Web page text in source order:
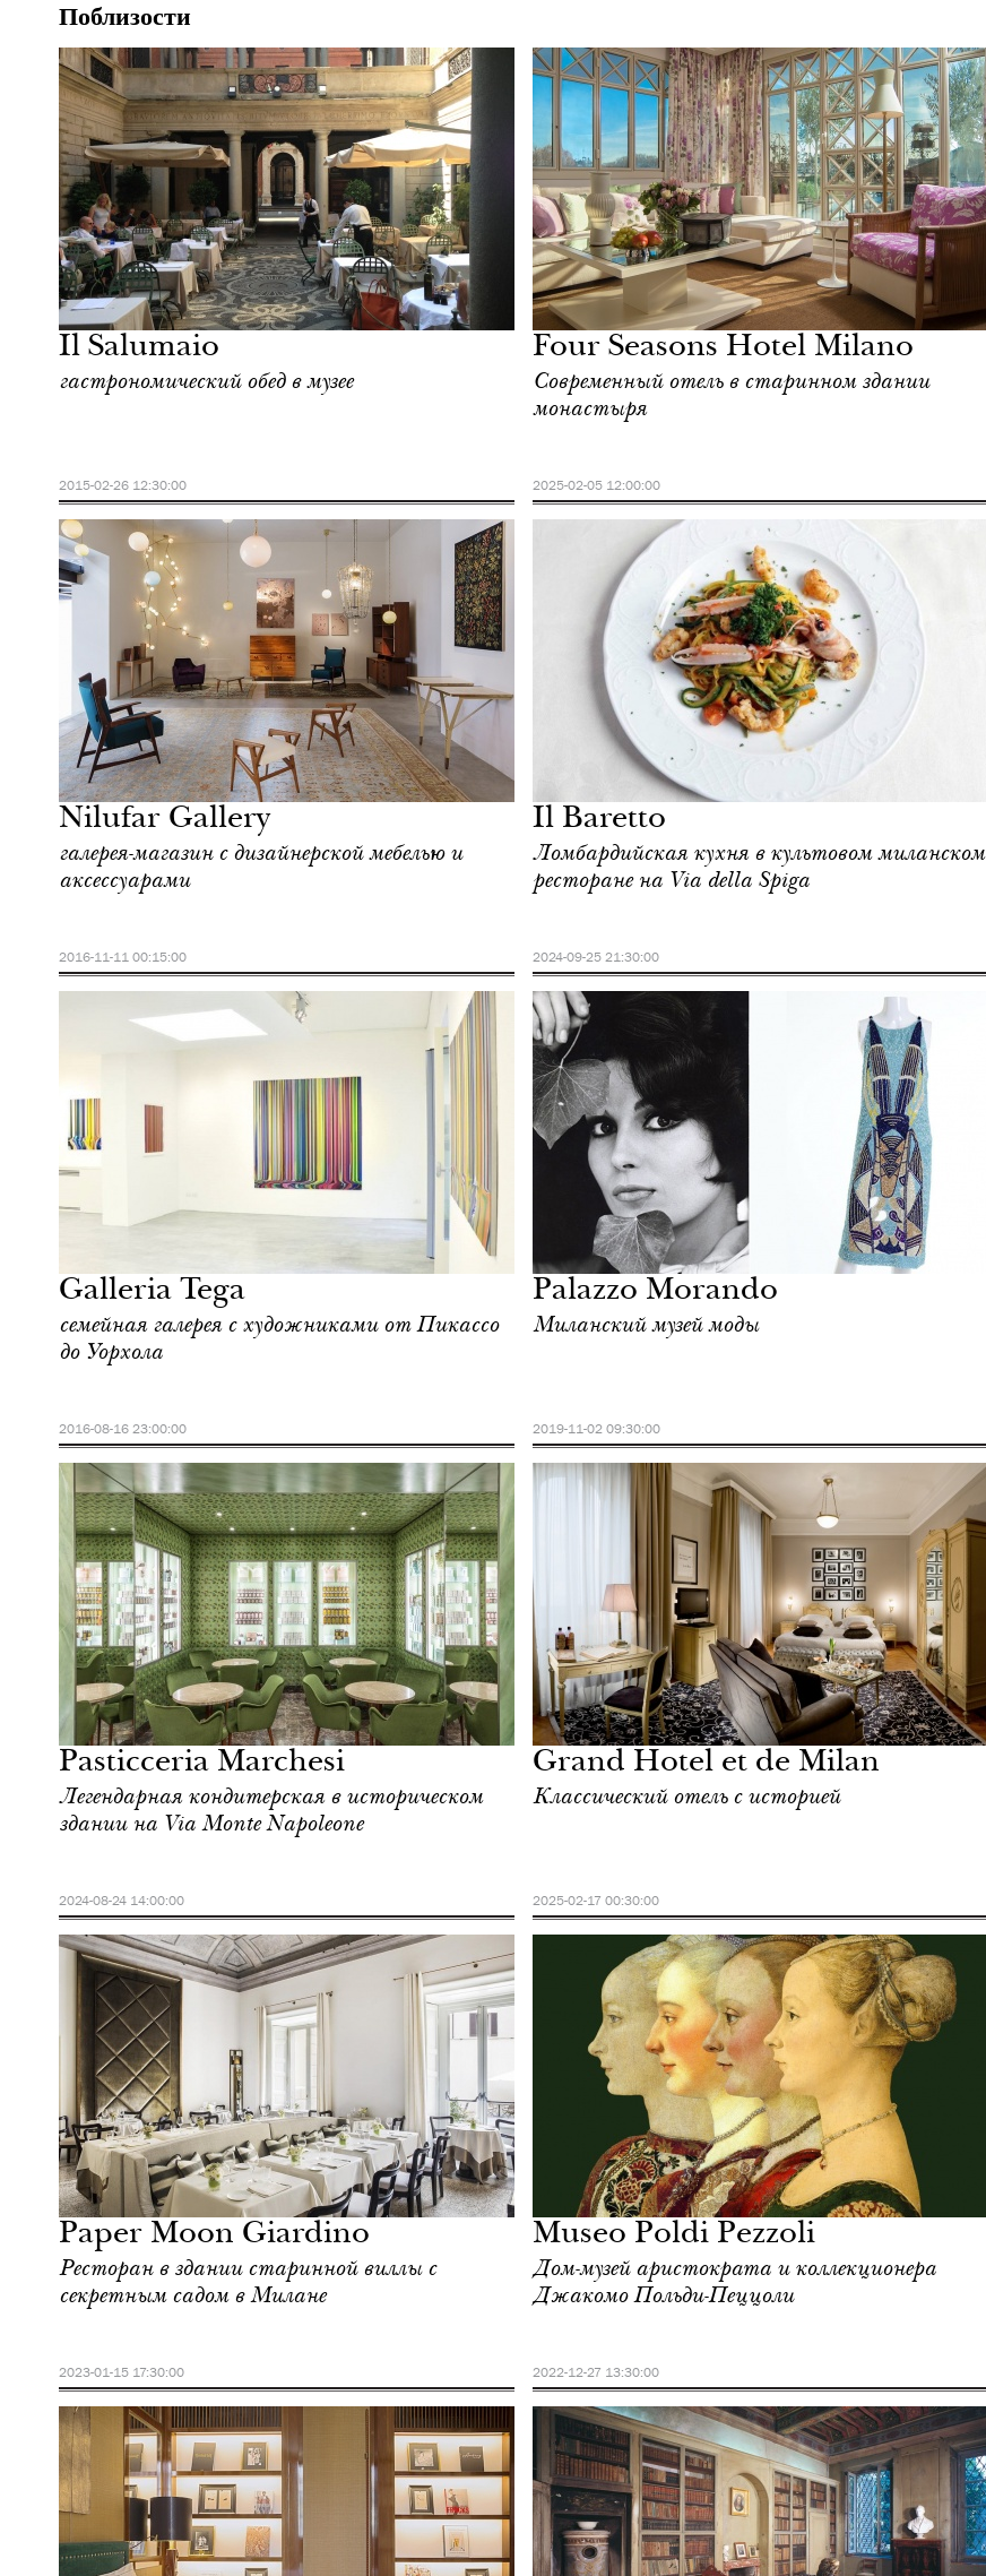
Поблизости
Il Salumaio
гастрономический обед в музее
2015-02-26 12:30:00
Отели
Милан
Four Seasons Hotel Milano
Современный отель в старинном здании
монастыря
2025-02-05 12:00:00
Nilufar Gallery
галерея-магазин с дизайнерской мебелью и
аксессуарами
2016-11-11 00:15:00
Еда
Милан
Il Baretto
Ломбардийская кухня в культовом миланском
ресторане на Via della Spiga
2024-09-25 21:30:00
Galleria Tega
семейная галерея с художниками от Пикассо
до Уорхола
2016-08-16 23:00:00
Культура
Palazzo Morando
Миланский музей моды
2019-11-02 09:30:00
Pasticceria Marchesi
Легендарная кондитерская в историческом
здании на Via Monte Napoleone
2024-08-24 14:00:00
Отели
Милан
Grand Hotel et de Milan
Классический отель с историей
2025-02-17 00:30:00
Paper Moon Giardino
Ресторан в здании старинной виллы с
секретным садом в Милане
2023-01-15 17:30:00
Культура
Милан
Museo Poldi Pezzoli
Дом-музей аристократа и коллекционера
Джакомо Польди-Пеццоли
2022-12-27 13:30:00